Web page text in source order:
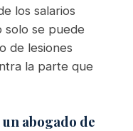
los salarios
solo se puede
de lesiones
la parte que
abogado de